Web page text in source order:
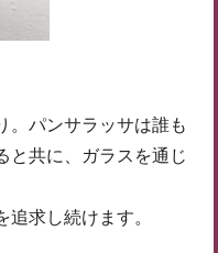
。パンサラッサは誰も
と共に、ガラスを通じ
求し続けます。